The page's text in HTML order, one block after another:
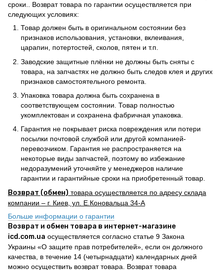
сроки.. Возврат товара по гарантии осуществляется при
следующих условиях:
Товар должен быть в оригинальном состоянии без
признаков использования, установки, вклеивания,
царапин, потертостей, сколов, пятен и т.п.
Заводские защитные плёнки не должны быть сняты с
товара, на запчастях не должно быть следов клея и других
признаков самостоятельного ремонта.
Упаковка товара должна быть сохранена в
соответствующем состоянии. Товар полностью
укомплектован и сохранена фабричная упаковка.
Гарантия не покрывает риска повреждения или потери
посылки почтовой службой или другой компанией-
перевозчиком. Гарантия не распространяется на
некоторые виды запчастей, поэтому во избежание
недоразумений уточняйте у менеджеров наличие
гарантии и гарантийные сроки на приобретенный товар.
Возврат (обмен) товара осуществляется по адресу склада
компании – г. Киев, ул. Е.Коновальца 34-А
Больше информации о гарантии
Возврат и обмен товара в интернет-магазине
icd.com.ua осуществляется согласно статье 9 Закона
Украины «О защите прав потребителей», если он должного
качества, в течение 14 (четырнадцати) календарных дней
можно осуществить возврат товара. Возврат товара